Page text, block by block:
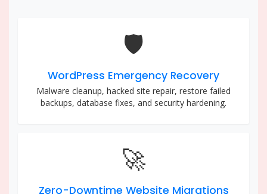
🛡️
WordPress Emergency Recovery
Malware cleanup, hacked site repair, restore failed
backups, database fixes, and security hardening.
🚀
Zero-Downtime Website Migrations